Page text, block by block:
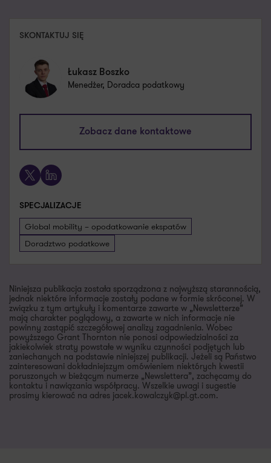
SKONTAKTUJ SIĘ
Łukasz Boszko
Menedżer, Doradca podatkowy
Zobacz dane kontaktowe
X LinkedIn
SPECJALIZACJE
Global mobility – opodatkowanie ekspatów
Doradztwo podatkowe
Niniejsza publikacja została sporządzona z najwyższą starannością,
jednak niektóre informacje zostały podane w formie skróconej. W
związku z tym artykuły i komentarze zawarte w „Newsletterze”
mają charakter poglądowy, a zawarte w nich informacje nie
powinny zastąpić szczegółowej analizy zagadnienia. Wobec
powyższego Grant Thornton nie ponosi odpowiedzialności za
jakiekolwiek straty powstałe w wyniku czynności podjętych lub
zaniechanych na podstawie niniejszej publikacji. Jeżeli są Państwo
zainteresowani dokładniejszym omówieniem niektórych kwestii
poruszonych w bieżącym numerze „Newslettera”, zachęcamy do
kontaktu i nawiązania współpracy. Wszelkie uwagi i sugestie
prosimy kierować na adres jacek.kowalczyk@pl.gt.com.